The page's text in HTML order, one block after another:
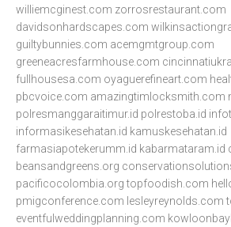
williemcginest.com zorrosrestaurant.com
davidsonhardscapes.com
guiltybunnies.com acemgmtgroup.com
greeneacresfarmhouse.com
fullhousesa.com oyaguerefineart.com
pbcvoice.com amazingtimlocksmith.com
polresmanggaraitimur.id polrestoba.id
informasikesehatan.id kamuskesehatan.id
farmasiapotekerumm.id kabarmataram.id
beansandgreens.org
pacificocolombia.org topfoodish.com
pmigconference.com lesleyreynolds.com
eventfulweddingplanning.com